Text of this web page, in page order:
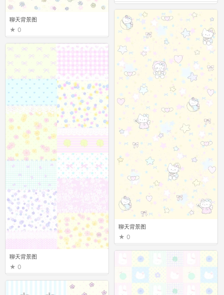
聊天背景图
0
聊天背景图
0
聊天背景图
0